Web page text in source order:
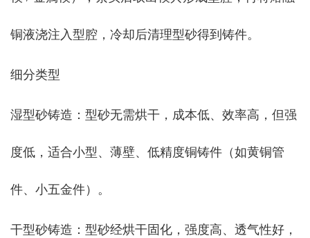
铜液浇注入型腔，冷却后清理型砂得到铸件。
细分类型
湿型砂铸造：型砂无需烘干，成本低、效率高，但强
度低，适合小型、薄壁、低精度铜铸件（如黄铜管
件、小五金件）。
干型砂铸造：型砂经烘干固化，强度高、透气性好，